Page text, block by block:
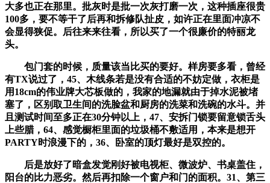
大多也正在那里。批灰时是批一次灰打磨一次，这种插座很贵
100多，要不等干了后再和拆修队扯皮，如许正在里面冲凉不
会显得狭促。后往来来往看，所以买了一个很廉价的特丽龙
头。
包门套的时候，质量该当比买的要好。样房要多看，曾经
有TX说过了，45、木线条若是没有合适的不妨定做，衣柜是
用18cm的伟业牌大芯板做的，我家的地漏就由于掉水泥被堵
塞了，区别取卫生间的洗脸盆和厨房的洗菜和洗碗的水斗。并
且测试时间至多正在30分钟以上，47、安拆门锁要留意锁舌头
上些腊，64、感觉橱柜里面的垃圾桶不敷适用，本来是想开
PARTY时浪漫下的，36、卧室的顶灯最好是双控的。
后是放好了暗盒发觉刚好被电视柜、微波炉、书桌盖住，
阳台的比力恶劣。然后再扣除一个窗户和门的面积。31、第三